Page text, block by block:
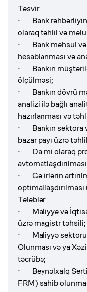
Təsvir
· Bank
olaraq təhlil və
· Bank məhsul və
hesablanması və
· Bankın
ölçülməsi;
· Bankın dövrü
analizi ilə bağlı
hazırlanması və
· Bankın sektora
bazar payı üzrə
· Daimi olaraq
· Gəlirlərin
Tələblər
· Maliyyə və
üzrə magistr təhsili;
· Maliyyə
Olunması və ya
təcrübə;
· Beynəlxalq
FRM) sahib